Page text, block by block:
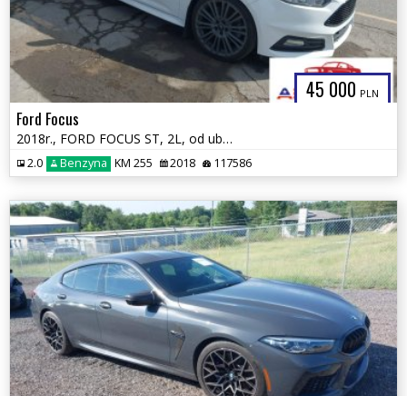
45 000 PLN
Ford Focus
2018r., FORD FOCUS ST, 2L, od ubezpieczalni
2.0 Benzyna KM 255 2018 117586